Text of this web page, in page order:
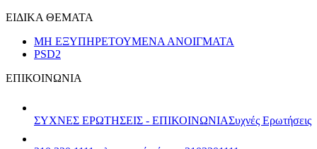
ΕΙΔΙΚΑ ΘΕΜΑΤΑ
ΜΗ ΕΞΥΠΗΡΕΤΟΥΜΕΝΑ ΑΝΟΙΓΜΑΤΑ
PSD2
ΕΠΙΚΟΙΝΩΝΙΑ
ΣΥΧΝΕΣ ΕΡΩΤΗΣΕΙΣ - ΕΠΙΚΟΙΝΩΝΙΑΣυχνές Ερωτήσεις